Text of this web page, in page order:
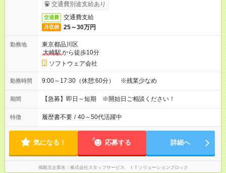
交通費別途支給あり
交通費 交通費支給
月収例 25～30万円
勤務地
東京都品川区
大崎駅から徒歩10分
ソフトウェア会社
勤務時間 9:00～17:30（休憩:60分） ※残業少なめ
期間 【急募】即日～短期 ※開始日ご相談ください！
特徴 履歴書不要 / 40～50代活躍中
気になる！ 応募する 詳細へ
掲載元企業名 株式会社スタッフサービス ＩＴソリューションブロック